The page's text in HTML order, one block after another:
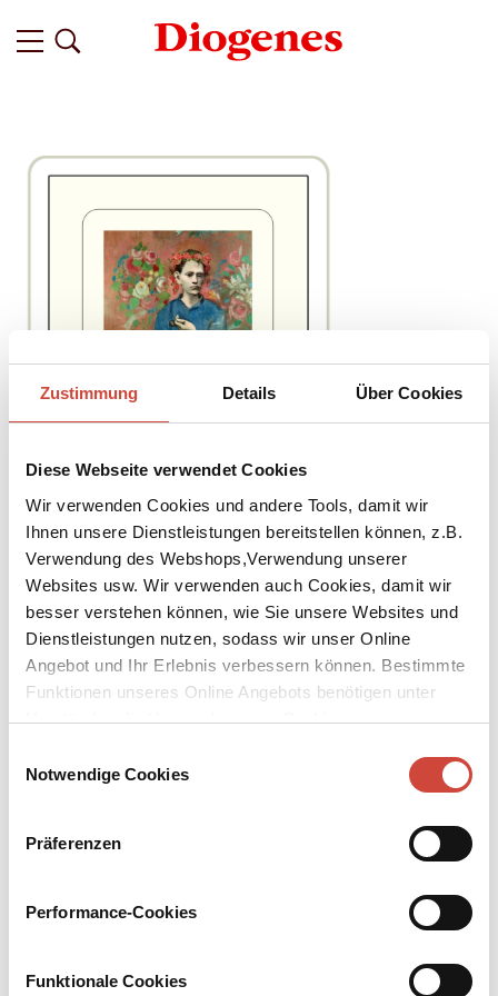
Zustimmung Details Über Cookies
Diese Webseite verwendet Cookies
Wir verwenden Cookies und andere Tools, damit wir
Ihnen unsere Dienstleistungen bereitstellen können, z.B.
Verwendung des Webshops,Verwendung unserer
Websites usw. Wir verwenden auch Cookies, damit wir
besser verstehen können, wie Sie unsere Websites und
Dienstleistungen nutzen, sodass wir unser Online
Angebot und Ihr Erlebnis verbessern können. Bestimmte
Funktionen unseres Online Angebots benötigen unter
Umständen die Verwendung von Cookies von
Notwendige Cookies
Präferenzen
Performance-Cookies
Funktionale Cookies
Download Bilddatei ↘
Kaufen
Der elfjährige Martin besitzt nichts bis auf das Hemd auf dem Leib
Dorfbewohner meiden den Jungen, der zu ungewöhnlich ist. Viel
zu klug und liebenswürdig. Sie behandeln ihn lieber schlecht, als
und mit dem Maler zieht, führt dieser ihn in eine schauerliche
Welt, in der er dank seines Mitgefühls und Verstandes widerstehen
er.